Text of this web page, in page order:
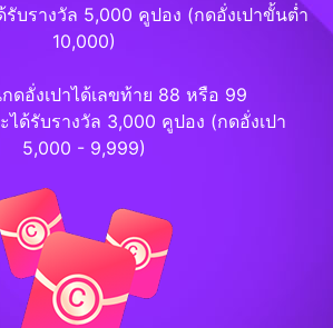
รับรางวัล 5,000 คูปอง (กดอั่งเปาขั้นต่ำ
10,000)
ดอั่งเปาได้เลขท้าย 88 หรือ 99
ได้รับรางวัล 3,000 คูปอง (กดอั่งเปา
5,000 - 9,999)